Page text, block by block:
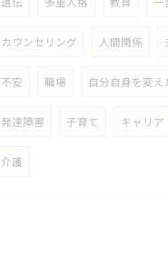
カウンセリング 人間関係
不安 職場 自分自身を変え
発達障害 子育て キャリア
介護